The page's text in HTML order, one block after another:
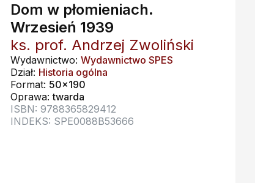
Dom w płomieniach.
Wrzesień 1939
ks. prof. Andrzej Zwoliński
Wydawnictwo: Wydawnictwo SPES
Dział: Historia ogólna
Format: 50x190
Oprawa:twarda
ISBN: 9788365829412
INDEKS: SPE0088B53666